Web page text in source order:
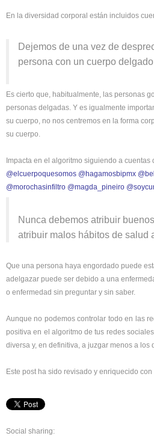
En la diversidad corporal están incluidos
Dejemos de una vez de
persona con un cuerpo
Es cierto que, habitualmente, las personas
personas delgadas. Y es igualmente
su cuerpo, no nos centremos en la forma
su cuerpo.
Impacta en el algoritmo siguiendo a
@elcuerpoquesomos @hagamosbipmx
@morochasinfiltro @magda_pineiro
Nunca debemos atribuir
atribuir malos hábitos de salud
Que una persona haya engordado puede
adelgazar puede ser debido a una
o enfermedad sin preguntar y sin saber.
Aunque no podemos controlar todo en las
positiva en el algoritmo de tus redes
diversa y, en definitiva, a juzgar menos a los
Este post ha sido revisado y enriquecido
Social sharing: